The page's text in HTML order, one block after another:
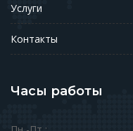
Услуги
Контакты
Часы работы